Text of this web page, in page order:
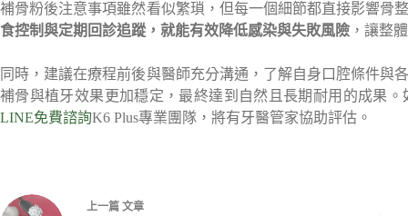
補骨粉後注意事項雖然看似繁瑣，但每一個細節都直接影響骨
食控制與定期回診追蹤，就能有效降低感染與失敗風險 ，讓整
同時，建議在療程前後與醫師充分溝通，了解自身口腔條件與
補骨與植牙效果更加穩定，最終達到自然且長期耐用的成果
LINE免費諮詢K6 Plus專業團隊，將有牙醫管家協助評估。
上一篇 文章